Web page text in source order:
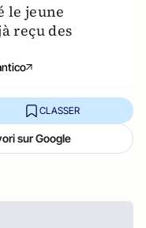
le jeune
reçu des
CLASSER
sur Google